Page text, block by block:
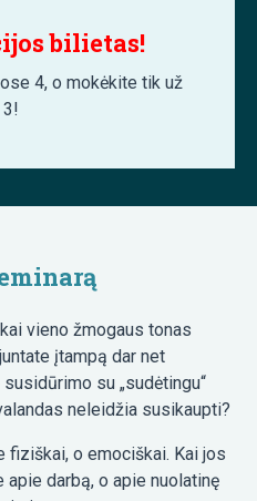
bilietas!
4, o mokėkite tik už
3!
vieno žmogaus tonas
įtampą dar net
su „sudėtingu“
neleidžia susikaupti?
o emociškai. Kai jos
darbą, o apie nuolatinę